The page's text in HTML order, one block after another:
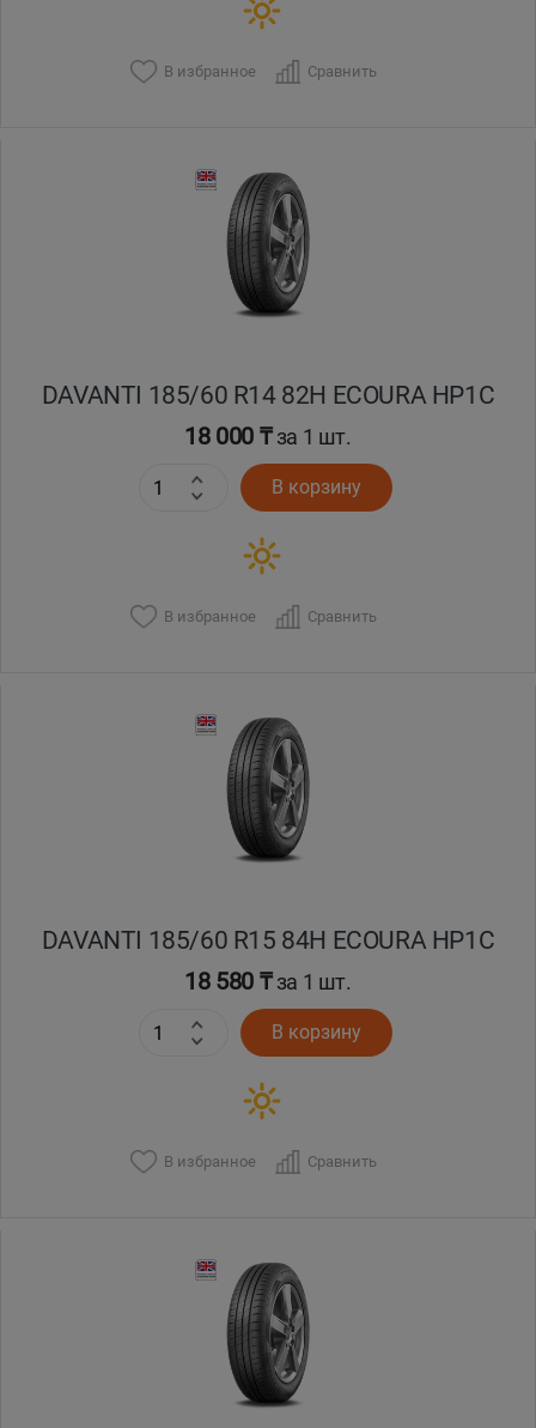
В избранное Сравнить
DAVANTI 185/60 R14 82H ECOURA HP1C
18 000 ₸за 1 шт.
В корзину
В избранное Сравнить
DAVANTI 185/60 R15 84H ECOURA HP1C
18 580 ₸за 1 шт.
В корзину
В избранное Сравнить